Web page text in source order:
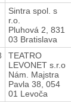
Sintra spol. s
r.o.
Pluhová 2, 831
03 Bratislava
TEATRO
LEVONET s.r.o
Nám. Majstra
Pavla 38, 054
01 Levoča